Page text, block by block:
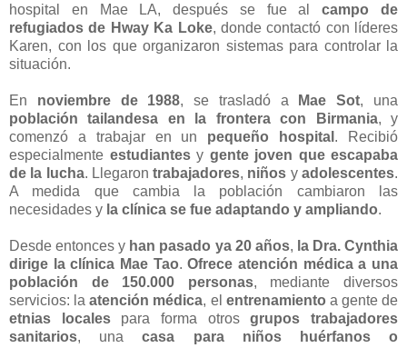
hospital en Mae LA, después se fue alcampo de
refugiados de Hway Ka Loke, donde contactó con líderes
Karen, con los que organizaron sistemas para controlar la
situación.
En noviembre de 1988, se trasladó a Mae Sot, una
población tailandesa en la frontera con Birmania, y
comenzó a trabajar en un pequeño hospital . Recibió
especialmente estudiantesy gente joven que escapaba
de la lucha. Llegarontrabajadores, niños yadolescentes.
A medida que cambia la población cambiaron las
necesidades y la clínica se fue adaptando y ampliando.
Desde entonces y han pasado ya 20 años, la Dra. Cynthia
dirige la clínica Mae Tao.Ofrece atención médica a una
población de 150.000 personas, mediante diversos
servicios: laatención médica, el entrenamiento a gente de
etnias localespara forma otrosgrupos trabajadores
sanitarios, unacasa para niños huérfanos o